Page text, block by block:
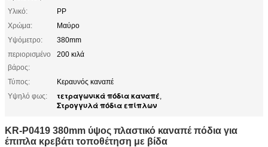
Υλικό:
PP
Χρώμα:
Μαύρο
Υψόμετρο:
380mm
περιορισμένο
βάρος:
200 κιλά
Τύπος:
Κεραυνός καναπέ
Υψηλό φως:
τετραγωνικά πόδια καναπέ,
Στρογγυλά πόδια επίπλων
KR-P0419 380mm ύψος πλαστικό καναπέ πόδια για
έπιπλα κρεβάτι τοποθέτηση με βίδα